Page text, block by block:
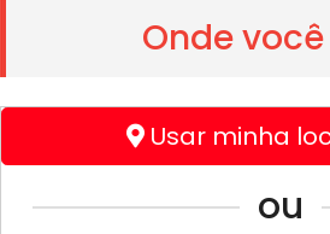
Onde
Usar minha
ou
Pastel Doce